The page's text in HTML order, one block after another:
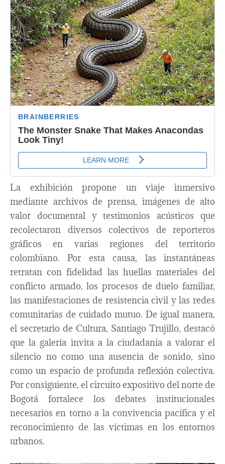
La exhibición propone un viaje inmersivo
mediante archivos de prensa, imágenes de alto
valor documental y testimonios acústicos que
recolectaron diversos colectivos de reporteros
gráficos en varias regiones del territorio
colombiano. Por esta causa, las instantáneas
retratan con fidelidad las huellas materiales del
conflicto armado, los procesos de duelo familiar,
las manifestaciones de resistencia civil y las redes
comunitarias de cuidado mutuo. De igual manera,
el secretario de Cultura, Santiago Trujillo, destacó
que la galería invita a la ciudadanía a valorar el
silencio no como una ausencia de sonido, sino
como un espacio de profunda reflexión colectiva.
Por consiguiente, el circuito expositivo del norte de
Bogotá fortalece los debates institucionales
necesarios en torno a la convivencia pacífica y el
reconocimiento de las víctimas en los entornos
urbanos.